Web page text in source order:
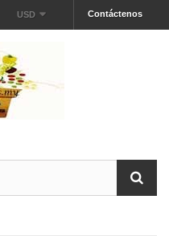
Contáctenos
USD